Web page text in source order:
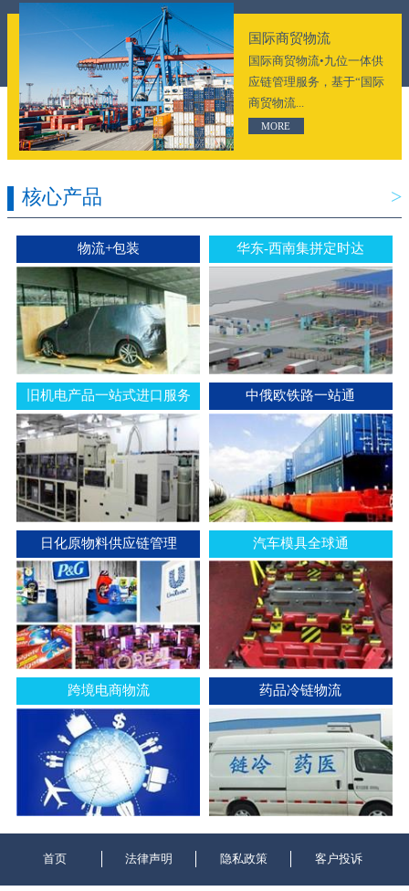
国际商贸物流
国际商贸物流•九位一体供
应链管理服务，基于“国际
商贸物流...
MORE
核心产品 >
物流+包装 华东-西南集拼定时达
旧机电产品一站式进口服务 中俄欧铁路一站通
日化原物料供应链管理 汽车模具全球通
跨境电商物流 药品冷链物流
首页 法律声明 隐私政策 客户投诉